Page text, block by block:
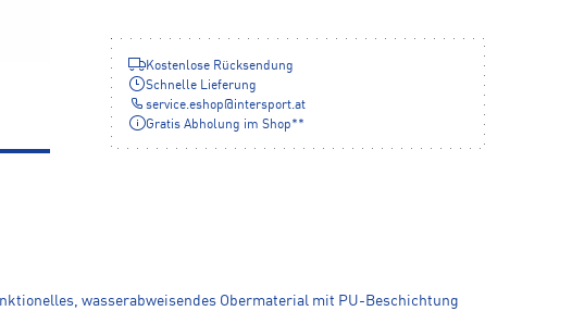
Kostenlose Rücksendung
Schnelle Lieferung
service.eshop@intersport.at
Gratis Abholung im Shop**
wasserabweisendes Obermaterial mit PU-Beschichtung